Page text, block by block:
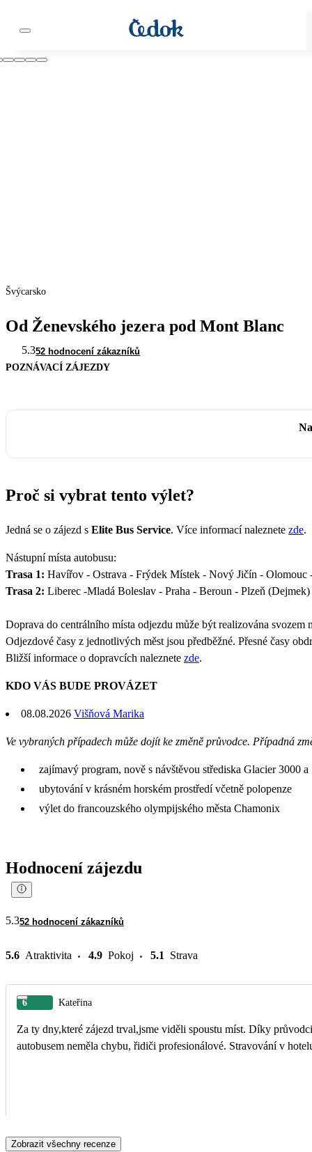
Švýcarsko
Od Ženevského jezera pod Mont Blanc
5.352 hodnocení zákazníků
POZNÁVACÍ ZÁJEZDY
Proč si vybrat tento výlet?
Jedná se o zájezd s Elite Bus Service. Více informací naleznete zde.
Nástupní místa autobusu:
Trasa 1: Havířov - Ostrava - Frýdek Místek - Nový Jičín - Olomouc
Trasa 2: Liberec -Mladá Boleslav - Praha - Beroun - Plzeň (Dejmek)
Doprava do centrálního místa odjezdu může být realizována
Odjezdové časy z jednotlivých měst jsou předběžné. Přesné časy
Bližší informace o dopravcích naleznete zde.
KDO VÁS BUDE PROVÁZET
08.08.2026 Višňová Marika
Ve vybraných případech může dojít ke změně průvodce. Případná
zajímavý program, nově s návštěvou střediska Glacier 3000 a
ubytování v krásném horském prostředí včetně polopenze
výlet do francouzského olympijského města Chamonix
Hodnocení zájezdu
5.352 hodnocení zákazníků
5.6 Atraktivita 4.9 Pokoj 5.1 Strava
6 Kateřina
Za ty dny,které zájezd trval,jsme viděli spoustu míst. Díky
autobusem neměla chybu, řidiči profesionálové. Stravování v
Zobrazit všechny recenze